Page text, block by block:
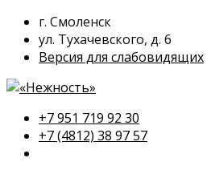
г. Смоленск
ул. Тухачевского, д. 6
Версия для слабовидящих
+7 951 719 92 30
+7 (4812) 38 97 57